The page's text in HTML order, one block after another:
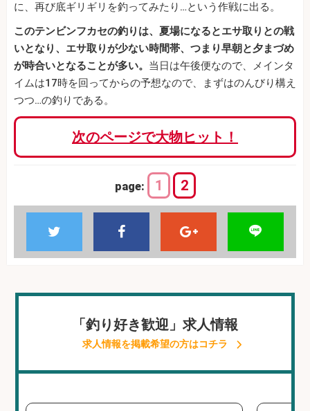
に、再び底ギリギリを釣ってみたり…という作戦に出る。
このテンビンフカセの釣りは、夏場になるとエサ取りとの戦
いとなり、エサ取りが少ない時間帯、つまり早朝と夕まづめ
が時合いとなることが多い。 当日は午後便なので、メインタ
イムは17時を回ってからの予想なので、まずはのんびり構え
つつ…の釣りである。
次のページで大物ヒット！
page: 1 2
「釣り好き歓迎」求人情報
求人情報を掲載希望の方はコチラ